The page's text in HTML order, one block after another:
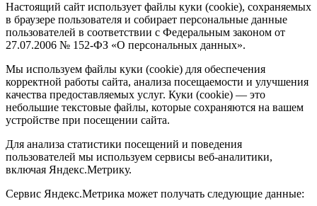
Настоящий сайт использует файлы куки (cookie), сохраняемых
в браузере пользователя и собирает персональные данные
пользователей в соответствии с Федеральным законом от
27.07.2006 № 152-ФЗ «О персональных данных».
Мы используем файлы куки (cookie) для обеспечения
корректной работы сайта, анализа посещаемости и улучшения
качества предоставляемых услуг. Куки (cookie) — это
небольшие текстовые файлы, которые сохраняются на вашем
устройстве при посещении сайта.
Для анализа статистики посещений и поведения
пользователей мы используем сервисы веб-аналитики,
включая Яндекс.Метрику.
Сервис Яндекс.Метрика может получать следующие данные: